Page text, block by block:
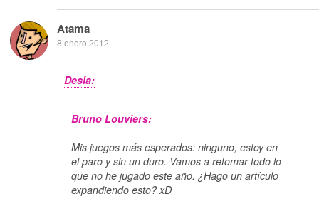
Atama
8 enero 2012
Desia:
Bruno Louviers:
Mis juegos más esperados: ninguno, estoy en
el paro y sin un duro. Vamos a retomar todo lo
que no he jugado este año. ¿Hago un artículo
expandiendo esto? xD